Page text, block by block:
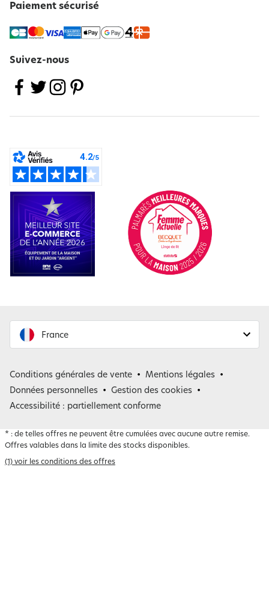
Paiement sécurisé
Suivez-nous
France
Belgique
Conditions générales de vente
Mentions légales
Données personnelles
Gestion des cookies
Accessibilité : partiellement conforme
* : de telles offres ne peuvent être cumulées avec aucune autre remise.
Offres valables dans la limite des stocks disponibles.
(1) voir les conditions des offres